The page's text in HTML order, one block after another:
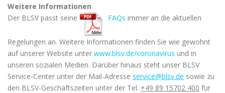
Weitere Informationen
Der BLSV passt seine
FAQs immer an die aktuellen
Regelungen an. Weitere Informationen finden Sie wie gewohnt
auf unserer Website unter www.blsv.de/coronavirus und in
unseren sozialen Medien. Darüber hinaus steht unser BLSV
Service-Center unter der Mail-Adresse service@blsv.de sowie zu
den BLSV-Geschäftszeiten unter der Tel. +49 89 15702 400 für